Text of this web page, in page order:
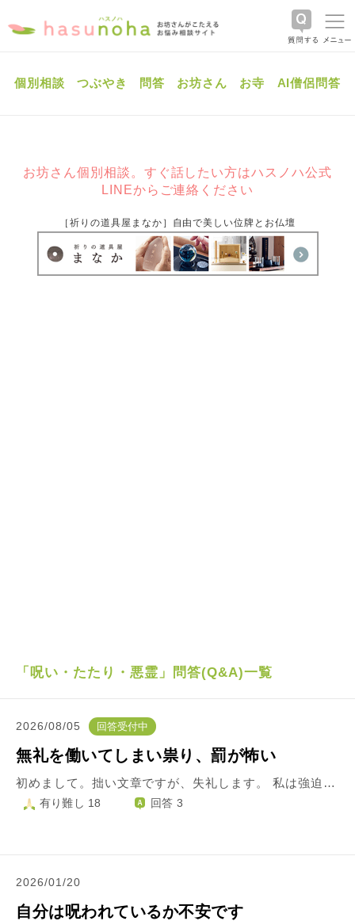
個別相談 つぶやき 問答 お坊さん お寺 AI僧侶問答
お坊さん個別相談。すぐ話したい方はハスノハ公式
LINEからご連絡ください
［祈りの道具屋まなか］自由で美しい位牌とお仏壇
「呪い・たたり・悪霊」問答(Q&A)一覧
2026/08/05 回答受付中
無礼を働いてしまい祟り、罰が怖い
初めまして。拙い文章ですが、失礼します。 私は強迫性障害(瀆神恐怖)を持っており、いつも(色々な信仰の)神様や仏様に対し無礼な発言を考えてしまいます。 今日、とある曲を口ずさんでいたら(口を閉じて歌っていました)、気付かぬうちに無礼な発言を、曲とともに口ずさんでいました。(口を閉じながら歌っていた為、他の人から見たら私が何を言ったかは分かりません。) 私の無礼について、謝罪をさせていただいただいたのですが、私は私の不安感をなくす為だけに謝罪したのではないかと、さらに怖いです。 このことで、罰が下らないか、祟りが起こらないか、とても怖いです。
有り難し 18 回答 3
2026/01/20
自分は呪われているか不安です